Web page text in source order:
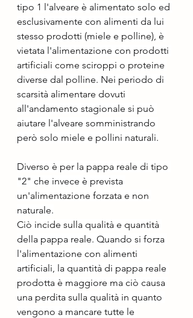
tipo 1 l'alveare è alimentato solo ed
esclusivamente con alimenti da lui
stesso prodotti (miele e polline), è
vietata l'alimentazione con prodotti
artificiali come sciroppi o proteine
diverse dal polline. Nei periodo di
scarsità alimentare dovuti
all'andamento stagionale si può
aiutare l'alveare somministrando
però solo miele e pollini naturali.
Diverso è per la pappa reale di tipo
"2" che invece è prevista
un'alimentazione forzata e non
naturale.
Ciò incide sulla qualità e quantità
della pappa reale. Quando si forza
l'alimentazione con alimenti
artificiali, la quantità di pappa reale
prodotta è maggiore ma ciò causa
una perdita sulla qualità in quanto
vengono a mancare tutte le